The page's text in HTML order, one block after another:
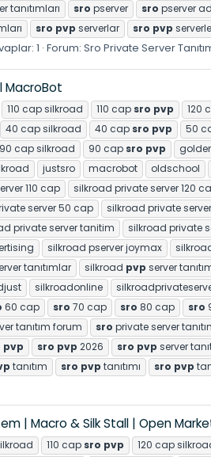
tanıtımları sro pserver sro pserver
sro pvp serverlar sro pvp
1 Forum: Sro Private Server
MacroBot
110 cap silkroad 110 cap sro pvp 120
40 cap silkroad 40 cap sro pvp 50
90 cap silkroad 90 cap sro pvp
justsro macrobot oldschool
110 cap silkroad private server 120
server 50 cap silkroad private
private server tanitim silkroad private
silkroad pserver joymax
tanıtımlar silkroad pvp server
silkroadonline
60 cap sro 70 cap sro 80 cap sro
tanıtım forum sro private server
pvp sro pvp 2026 sro pvp server
tanıtım sro pvp tanıtımı sro pvp
| Macro & Silk Stall | Open
110 cap sro pvp 120 cap